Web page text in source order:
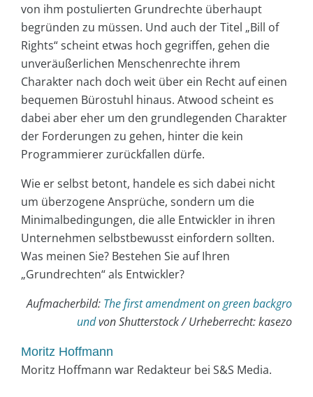
von ihm postulierten Grundrechte überhaupt
begründen zu müssen. Und auch der Titel „Bill of
Rights“ scheint etwas hoch gegriffen, gehen die
unveräußerlichen Menschenrechte ihrem
Charakter nach doch weit über ein Recht auf einen
bequemen Bürostuhl hinaus. Atwood scheint es
dabei aber eher um den grundlegenden Charakter
der Forderungen zu gehen, hinter die kein
Programmierer zurückfallen dürfe.
Wie er selbst betont, handele es sich dabei nicht
um überzogene Ansprüche, sondern um die
Minimalbedingungen, die alle Entwickler in ihren
Unternehmen selbstbewusst einfordern sollten.
Was meinen Sie? Bestehen Sie auf Ihren
„Grundrechten“ als Entwickler?
Aufmacherbild: The first amendment on green backgro
undvon Shutterstock / Urheberrecht: kasezo
Moritz Hoffmann
Moritz Hoffmann war Redakteur bei S&S Media.